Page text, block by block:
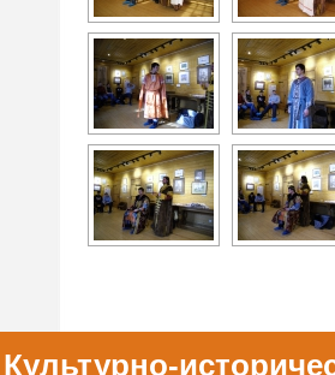
Культурно-